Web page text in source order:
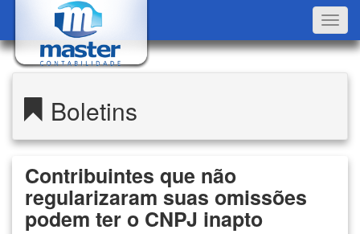
Boletins
Contribuintes que não
regularizaram suas omissões
podem ter o CNPJ inapto